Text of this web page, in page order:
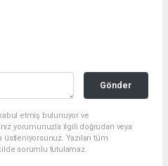
Gönder
etmiş bulunuyor ve
yorumunuzla ilgili doğrudan veya
üstleniyorsunuz. Yazılan tüm
sorumlu tutulamaz.